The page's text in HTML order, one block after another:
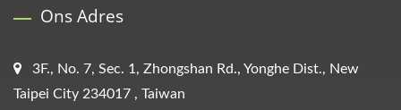
Ons Adres
3F., No. 7, Sec. 1, Zhongshan Rd., Yonghe Dist., New
Taipei City 234017 , Taiwan